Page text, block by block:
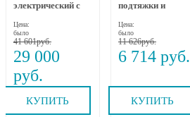
электрический с
вытяжением и
прогревом MEDI
NECK MYTREX
Цена:
было
41 601
29 000
КУПИТЬ
подтяжки и
RF-1607, Gezatone
Цена:
было
11 626
6 714
КУПИТЬ